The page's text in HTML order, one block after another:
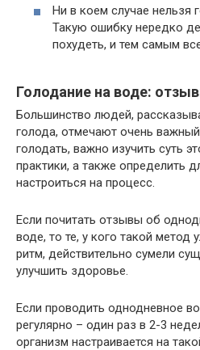
Ни в коем случае нельзя
Такую ошибку нередко
похудеть, и тем самым
Голодание на воде:
Большинство людей,
голода, отмечают очень
голодать, важно изучить суть
практики, а также определить
настроиться на процесс.
Если почитать отзывы об
воде, то те, у кого такой
ритм, действительно сумели
улучшить здоровье.
Если проводить однодневное
регулярно – один раз в 2-3
организм настраивается на